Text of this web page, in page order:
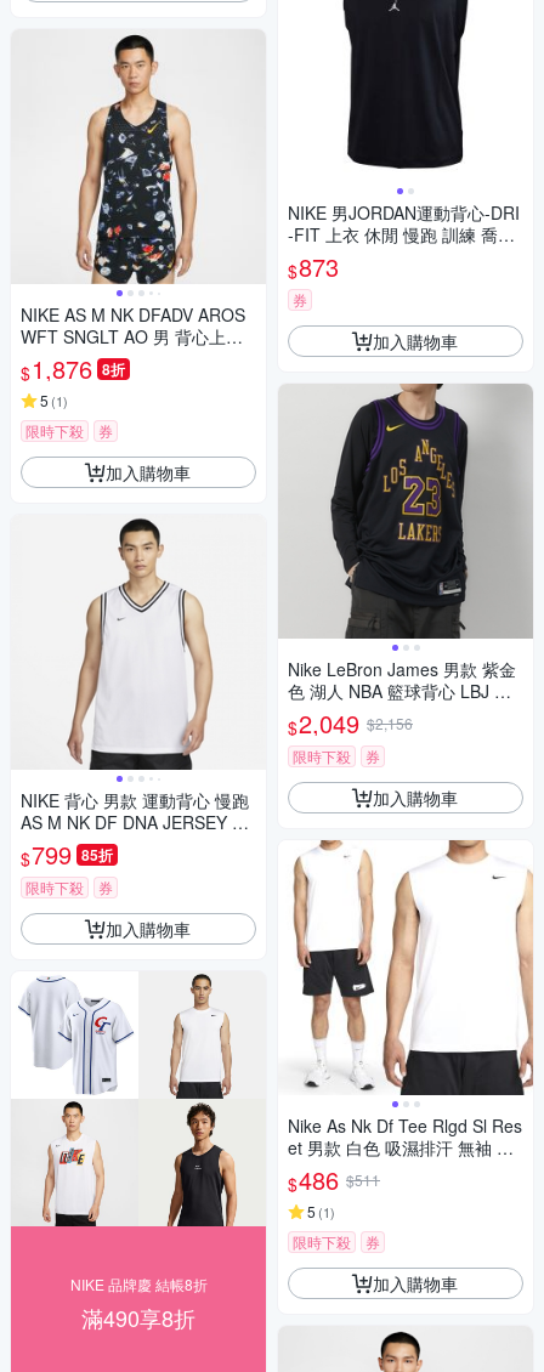
NIKE AS M NK DFADV AROS
WFT SNGLT AO 男 背心上衣 I
F2073010
$1,876 8折
5 (1)
限時下殺 券
加入購物車
NIKE 背心 男款 運動背心 慢跑
AS M NK DF DNA JERSEY 白
FQ3708-100
$799 85折
限時下殺 券
加入購物車
NIKE 品牌慶 結帳8折
滿490享8折
NIKE 男JORDAN運動背心-DRI
-FIT 上衣 休閒 慢跑 訓練 喬丹
IF0890-010 黑白
$873
券
加入購物車
Nike LeBron James 男款 紫金
色 湖人 NBA 籃球背心 LBJ 網
眼 球衣 DX8506-012
$2,049 $2,156
限時下殺
券
加入購物車
Nike As Nk Df Tee Rlgd Sl Res
et 男款 白色 吸濕排汗 無袖 背
心 DX0992-100
$486 $511
5 (1)
限時下殺 券
加入購物車